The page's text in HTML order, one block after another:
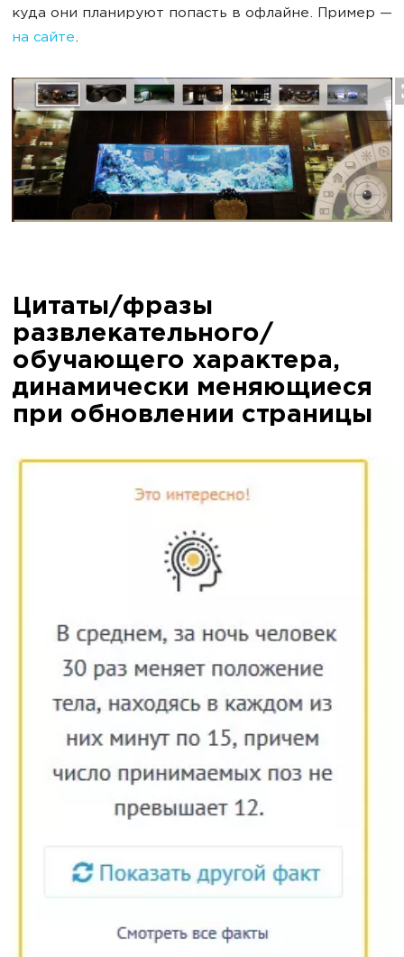
куда они планируют попасть в офлайне. Пример —
на сайте.
Цитаты/фразы
развлекательного/
обучающего характера,
динамически меняющиеся
при обновлении страницы